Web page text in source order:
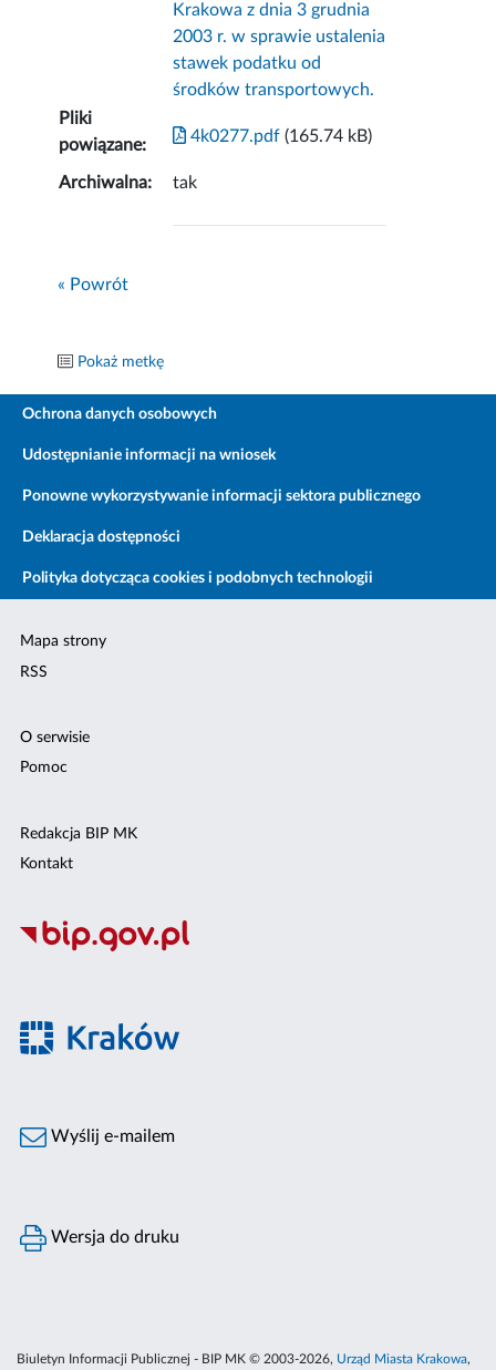
Krakowa z dnia 3 grudnia
2003 r. w sprawie ustalenia
stawek podatku od
środków transportowych.
Pliki
powiązane:
4k0277.pdf (165.74 kB)
Archiwalna: tak
« Powrót
Pokaż metkę
Ochrona danych osobowych
Udostępnianie informacji na wniosek
Ponowne wykorzystywanie informacji sektora publicznego
Deklaracja dostępności
Polityka dotycząca cookies i podobnych technologii
Mapa strony
RSS
O serwisie
Pomoc
Redakcja BIP MK
Kontakt
Wyślij e-mailem
Wersja do druku
Biuletyn Informacji Publicznej - BIP MK © 2003-2026, Urząd Miasta Krakowa,